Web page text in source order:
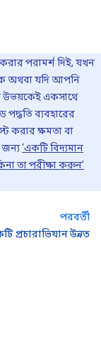
পরামর্শ দিই, যখন
অথবা যদি আপনি
উভয়কেই একসাথে
পদ্ধতি ব্যবহারের
করার ক্ষমতা বা
জন্য‘একটি বিদ্যমান
তা পরীক্ষা করুন’
পরবর্তী
প্রচারাভিযান উন্নত